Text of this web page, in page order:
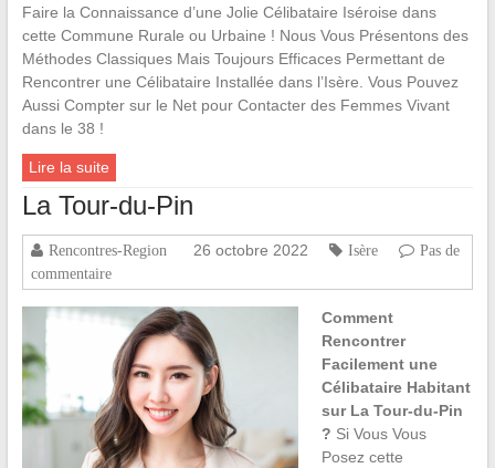
Faire la Connaissance d’une Jolie Célibataire Iséroise dans
cette Commune Rurale ou Urbaine ! Nous Vous Présentons des
Méthodes Classiques Mais Toujours Efficaces Permettant de
Rencontrer une Célibataire Installée dans l’Isère. Vous Pouvez
Aussi Compter sur le Net pour Contacter des Femmes Vivant
dans le 38 !
Lire la suite
La Tour-du-Pin
Rencontres-Region 26 octobre 2022 Isère
Pas de
commentaire
Comment
Rencontrer
Facilement une
Célibataire Habitant
sur La Tour-du-Pin
? Si Vous Vous
Posez cette